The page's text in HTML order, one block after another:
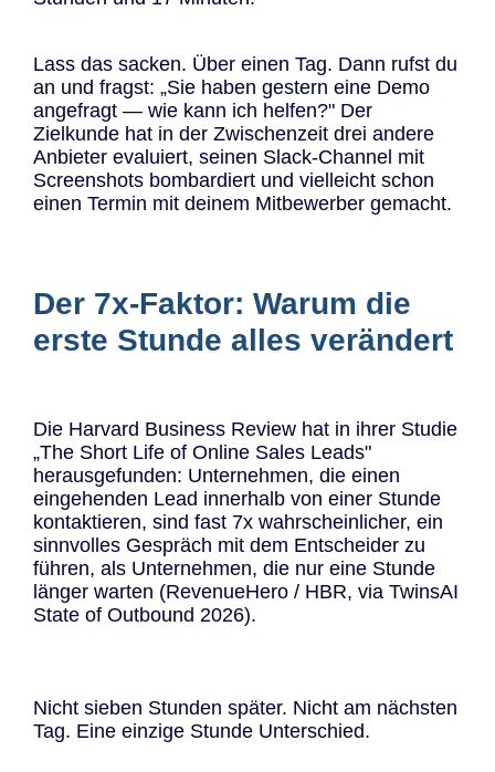
Lass das sacken. Über einen Tag. Dann rufst du
an und fragst: „Sie haben gestern eine Demo
angefragt — wie kann ich helfen?" Der
Zielkunde hat in der Zwischenzeit drei andere
Anbieter evaluiert, seinen Slack-Channel mit
Screenshots bombardiert und vielleicht schon
einen Termin mit deinem Mitbewerber gemacht.
Der 7x-Faktor: Warum die
erste Stunde alles verändert
Die Harvard Business Review hat in ihrer Studie
„The Short Life of Online Sales Leads"
herausgefunden: Unternehmen, die einen
eingehenden Lead innerhalb von einer Stunde
kontaktieren, sind fast 7x wahrscheinlicher, ein
sinnvolles Gespräch mit dem Entscheider zu
führen, als Unternehmen, die nur eine Stunde
länger warten (RevenueHero / HBR, via TwinsAI
State of Outbound 2026).
Nicht sieben Stunden später. Nicht am nächsten
Tag. Eine einzige Stunde Unterschied.